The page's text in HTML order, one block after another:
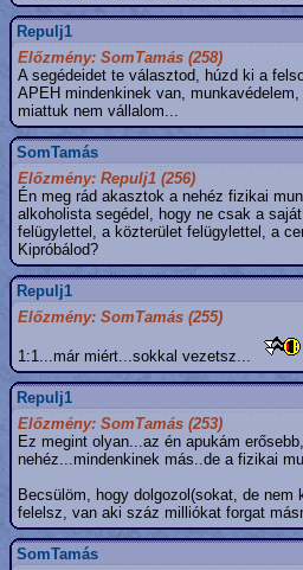
Repulj1
Előzmény: SomTamás (258)
A segédeidet te választod, húzd ki a
APEH mindenkinek van,
miattuk nem vállalom...
SomTamás
Előzmény: Repulj1 (256)
Én meg rád akasztok a nehéz fizikai
alkoholista segédel, hogy ne csak a
felügylettel, a közterület felügylettel, a
Kipróbálod?
Repulj1
Előzmény: SomTamás (255)
1:1...már miért...sokkal vezetsz...
Repulj1
Előzmény: SomTamás (253)
Ez megint olyan...az én apukám
nehéz...mindenkinek más..de a fizikai
Becsülöm, hogy dolgozol(sokat, de
felelsz, van aki száz milliókat forgat
SomTamás